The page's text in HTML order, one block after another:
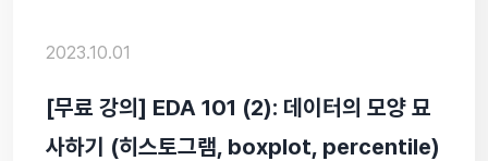
2023.10.01
[무료 강의] EDA 101 (2): 데이터의 모양 묘
사하기 (히스토그램, boxplot, percentile)